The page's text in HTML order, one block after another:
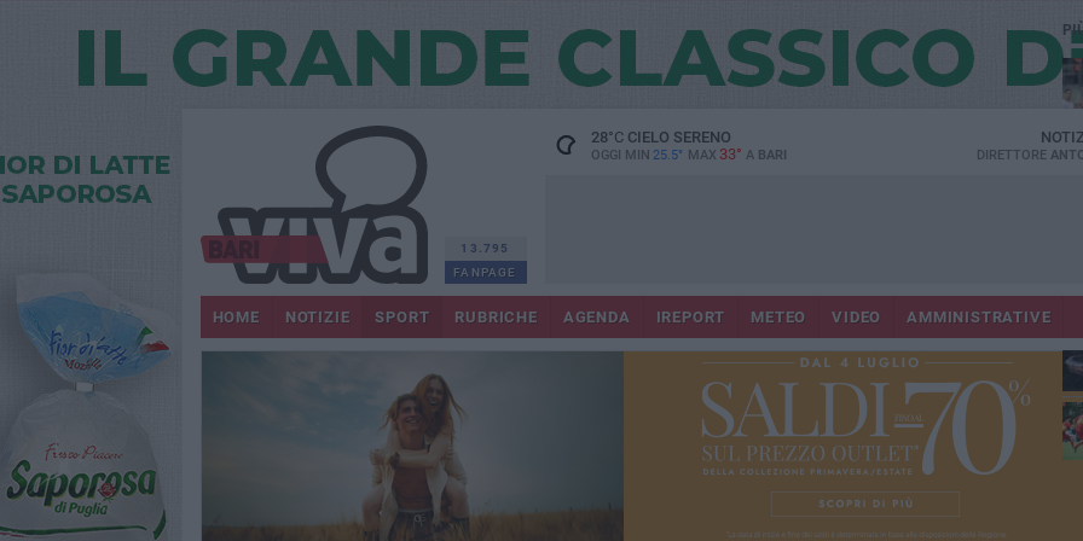
13.795
FANPAGE
28°CCIELO SERENO
OGGI MIN 25.5° MAX 33° A BARI DIRETTORE
HOME NOTIZIE SPORT RUBRICHE AGENDA IREPORT METEO VIDEO AMMINISTRATIVE